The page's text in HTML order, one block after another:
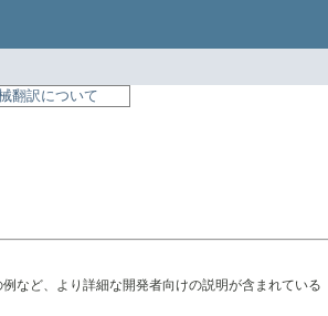
翻訳について
など、より詳細な開発者向けの説明が含まれている